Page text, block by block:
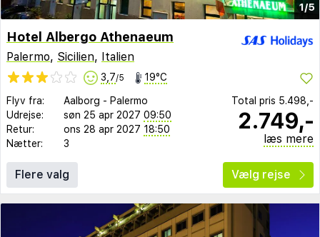
1/5
Hotel Albergo Athenaeum
Palermo, Sicilien, Italien
3,7/5 19°C
Flyv fra: Aalborg - Palermo
Udrejse:
søn 25 apr 2027 09:50
Retur:
ons 28 apr 2027 18:50
Nætter:
3
Total pris 5.498,-
2.749,-
læs mere
Flere valg Vælg rejse